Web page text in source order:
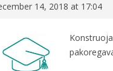
14, 2018 at 17:04